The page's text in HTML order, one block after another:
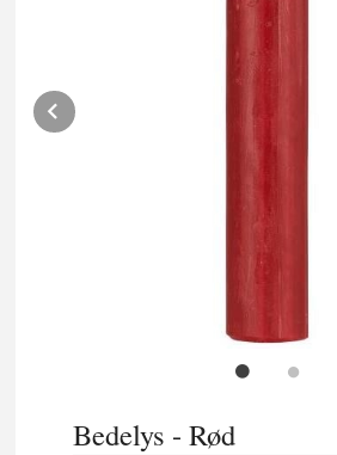
Prev
Bedelys - Rød